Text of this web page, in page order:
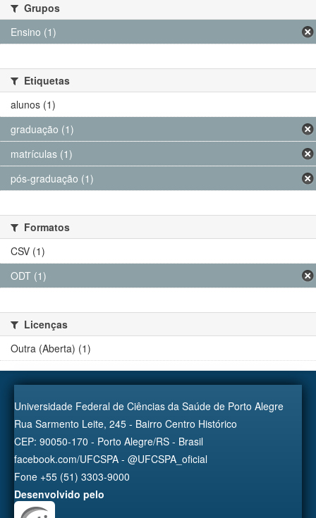
Grupos
Ensino (1)
Etiquetas
alunos (1)
graduação (1)
matrículas (1)
pós-graduação (1)
Formatos
CSV (1)
ODT (1)
Licenças
Outra (Aberta) (1)
Universidade Federal de Ciências da Saúde de Porto Alegre
Rua Sarmento Leite, 245 - Bairro Centro Histórico
CEP: 90050-170 - Porto Alegre/RS - Brasil
facebook.com/UFCSPA - @UFCSPA_oficial
Fone +55 (51) 3303-9000
Desenvolvido pelo